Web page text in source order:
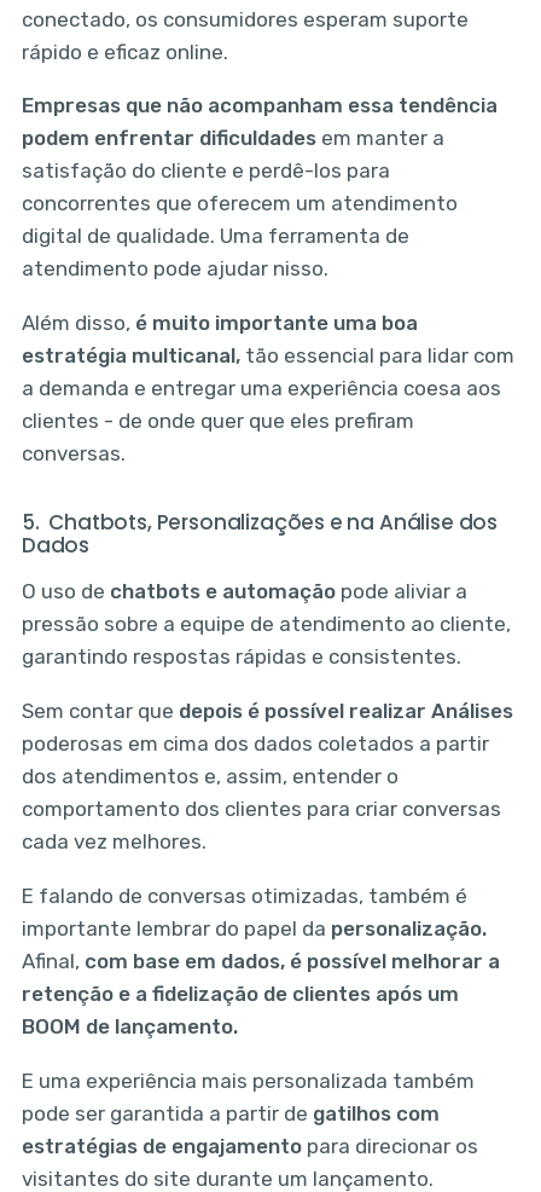
conectado, os consumidores esperam suporte
rápido e eficaz online.
Empresas que não acompanham essa tendência
podem enfrentar dificuldades em manter a
satisfação do cliente e perdê-los para
concorrentes que oferecem um atendimento
digital de qualidade. Uma ferramenta de
atendimento pode ajudar nisso.
Além disso, é muito importante uma boa
estratégia multicanal, tão essencial para lidar com
a demanda e entregar uma experiência coesa aos
clientes - de onde quer que eles prefiram
conversas.
5. Chatbots, Personalizações e na Análise dos
Dados
O uso de chatbots e automaçãopode aliviar a
pressão sobre a equipe de atendimento ao cliente,
garantindo respostas rápidas e consistentes.
Sem contar que depois é possível realizar Análises
poderosas em cima dos dados coletados a partir
dos atendimentos e, assim, entender o
comportamento dos clientes para criar conversas
cada vez melhores.
E falando de conversas otimizadas, também é
importante lembrar do papel da personalização.
Afinal, com base em dados, é possível melhorar a
retenção e a fidelização de clientes após um
BOOM de lançamento.
E uma experiência mais personalizada também
pode ser garantida a partir de gatilhos com
estratégias de engajamentopara direcionar os
visitantes do site durante um lançamento.